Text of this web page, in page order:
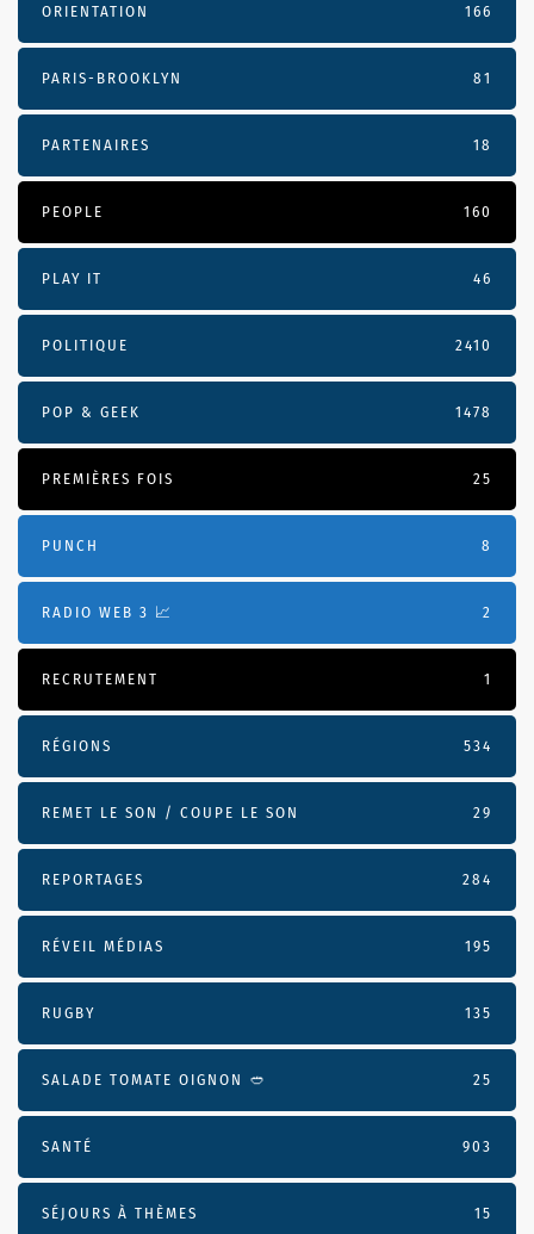
ORIENTATION 166
PARIS-BROOKLYN 81
PARTENAIRES 18
PEOPLE 160
PLAY IT 46
POLITIQUE 2410
POP & GEEK 1478
PREMIÈRES FOIS 25
PUNCH 8
RADIO WEB 3 📈 2
RECRUTEMENT 1
RÉGIONS 534
REMET LE SON / COUPE LE SON 29
REPORTAGES 284
RÉVEIL MÉDIAS 195
RUGBY 135
SALADE TOMATE OIGNON 🥙 25
SANTÉ 903
SÉJOURS À THÈMES 15